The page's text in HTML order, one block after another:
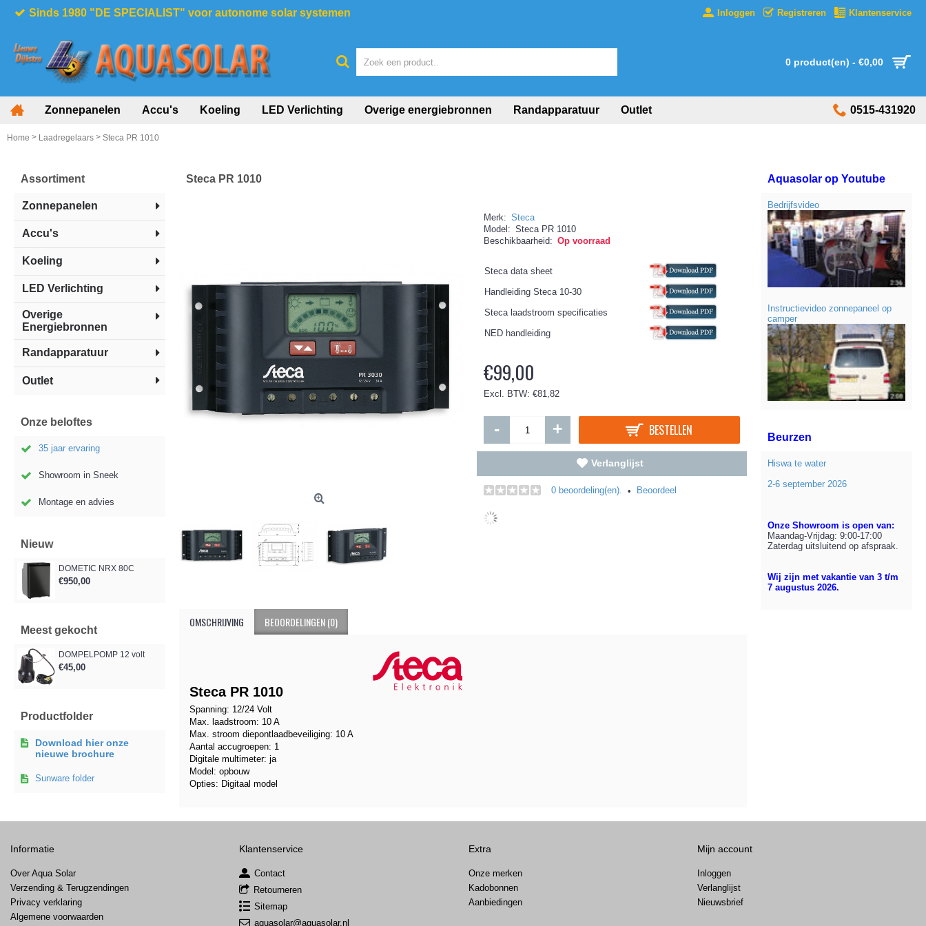
Sinds 1980 "DE SPECIALIST" voor autonome solar systemen Inloggen Registreren Klantenservice
0 product(en) - €0,00
Zonnepanelen Accu's Koeling LED Verlichting Overige energiebronnen Randapparatuur Outlet 0515-431920
Home > Laadregelaars > Steca PR 1010
Assortiment
Zonnepanelen
Accu's
Koeling
LED Verlichting
Overige
Energiebronnen
Randapparatuur
Outlet
Onze beloftes
35 jaar ervaring
Showroom in Sneek
Montage en advies
Nieuw
DOMETIC NRX 80C
€950,00
Meest gekocht
DOMPELPOMP 12 volt
€45,00
Productfolder
Download hier onze
nieuwe brochure
Sunware folder
Aquasolar op Youtube
Bedrijfsvideo
Instructievideo zonnepaneel op
camper
Beurzen
Hiswa te water
2-6 september 2026
Onze Showroom is open van:
Maandag-Vrijdag: 9:00-17:00
Zaterdag uitsluitend op afspraak.
Wij zijn met vakantie van 3 t/m
7 augustus 2026.
Steca PR 1010
Merk: Steca
Model: Steca PR 1010
Beschikbaarheid: Op voorraad
Steca data sheet
Handleiding Steca 10-30
Steca laadstroom specificaties
NED handleiding
€99,00
Excl. BTW: €81,82
- + BESTELLEN
Verlanglijst
0 beoordeling(en). • Beoordeel
OMSCHRIJVING BEOORDELINGEN (0)
Steca PR 1010
Spanning: 12/24 Volt
Max. laadstroom: 10 A
Max. stroom diepontlaadbeveiliging: 10 A
Aantal accugroepen: 1
Digitale multimeter: ja
Model: opbouw
Opties: Digitaal model
Informatie
Over Aqua Solar
Verzending & Terugzendingen
Privacy verklaring
Algemene voorwaarden
Klantenservice
Contact
Retourneren
Sitemap
aquasolar@aquasolar.nl
Extra
Onze merken
Kadobonnen
Aanbiedingen
Mijn account
Inloggen
Verlanglijst
Nieuwsbrief